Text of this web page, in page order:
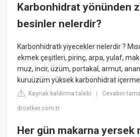
Karbonhidrat yönünden
besinler nelerdir?
Karbonhidratlı yiyecekler nelerdir ?
ekmek çeşitleri, pirinç, arpa, yulaf,
muz, incir, üzüm, portakal, armut,
kuruüzüm yüksek karbonhidrat
Kaynak kaldırma talebi |Cevabın
droetker.com.tr
Her gün makarna yersek